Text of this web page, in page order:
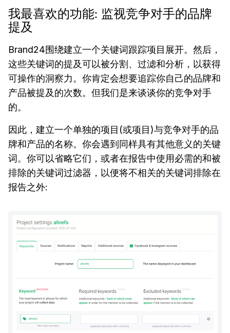
我最喜欢的功能: 监视竞争对手的品牌
提及
Brand24围绕建立一个关键词跟踪项目展开。然后，
这些关键词的提及可以被分割、过滤和分析，以获得
可操作的洞察力。你肯定会想要追踪你自己的品牌和
产品被提及的次数。但我们是来谈谈你的竞争对手
的。
因此，建立一个单独的项目(或项目)与竞争对手的品
牌和产品的名称。你会遇到同样具有其他意义的关键
词。你可以省略它们，或者在报告中使用必需的和被
排除的关键词过滤器，以便将不相关的关键词排除在
报告之外: